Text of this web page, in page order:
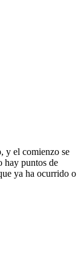
y el comienzo se
hay puntos de
ya ha ocurrido o